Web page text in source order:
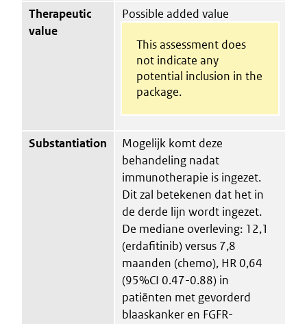
Therapeutic
value
Possible added value
This assessment does
not indicate any
potential inclusion in the
package.
Substantiation
Mogelijk komt deze
behandeling nadat
immunotherapie is ingezet.
Dit zal betekenen dat het in
de derde lijn wordt ingezet.
De mediane overleving: 12,1
(erdafitinib) versus 7,8
maanden (chemo), HR 0,64
(95%CI 0.47-0.88) in
patiënten met gevorderd
blaaskanker en FGFR-